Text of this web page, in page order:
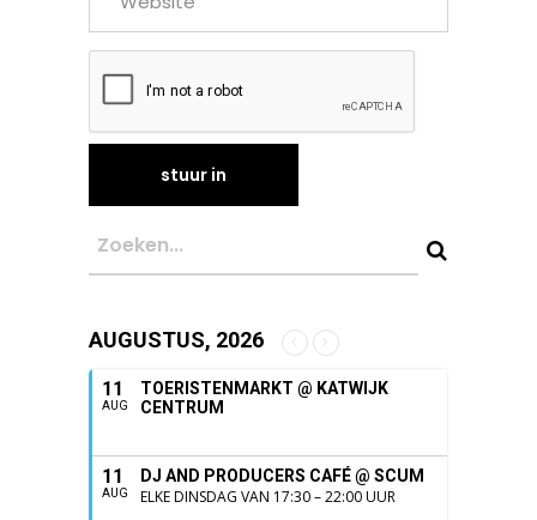
AUGUSTUS, 2026
11
AUG
TOERISTENMARKT @ KATWIJK
CENTRUM
11
AUG
DJ AND PRODUCERS CAFÉ @ SCUM
ELKE DINSDAG VAN 17:30 – 22:00 UUR